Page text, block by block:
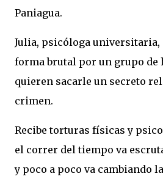
Paniagua.
Julia, psicóloga universitaria,
forma brutal por un grupo de
quieren sacarle un secreto
crimen.
Recibe torturas físicas y
el correr del tiempo va
y poco a poco va cambiando